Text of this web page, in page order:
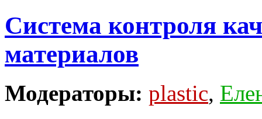
Система контроля
материалов
Модераторы: plastic,